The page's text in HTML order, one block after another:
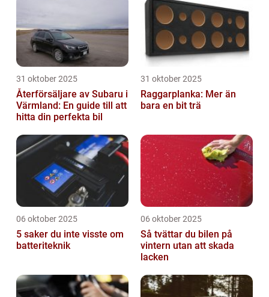
31 oktober 2025
Återförsäljare av Subaru i
Värmland: En guide till att
hitta din perfekta bil
31 oktober 2025
Raggarplanka: Mer än
bara en bit trä
06 oktober 2025
5 saker du inte visste om
batteriteknik
06 oktober 2025
Så tvättar du bilen på
vintern utan att skada
lacken